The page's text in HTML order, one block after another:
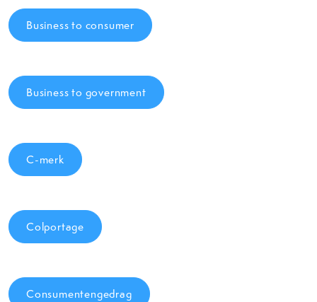
Business to consumer
Business to government
C-merk
Colportage
Consumentengedrag